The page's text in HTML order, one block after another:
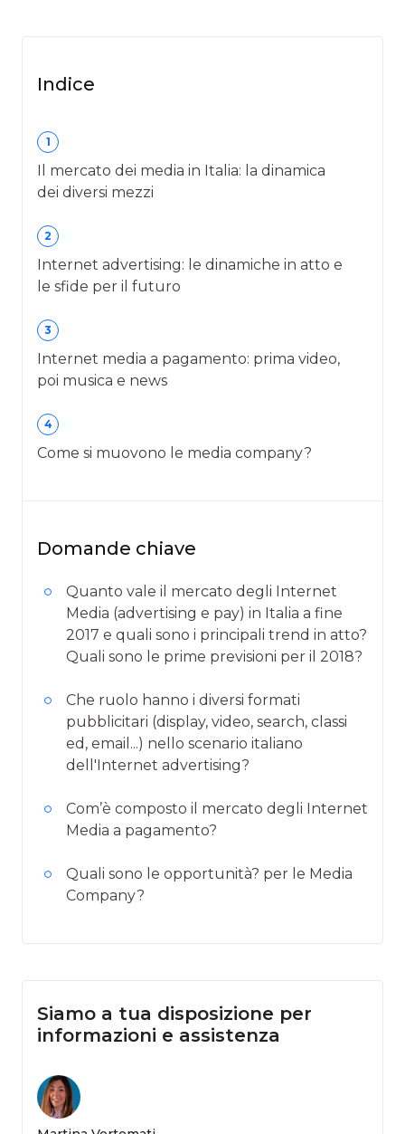
Indice
1
Il mercato dei media in Italia: la dinamica
dei diversi mezzi
2
Internet advertising: le dinamiche in atto e
le sfide per il futuro
3
Internet media a pagamento: prima video,
poi musica e news
4
Come si muovono le media company?
Domande chiave
Quanto vale il mercato degli Internet
Media (advertising e pay) in Italia a fine
2017 e quali sono i principali trend in atto?
Quali sono le prime previsioni per il 2018?
Che ruolo hanno i diversi formati
pubblicitari (display, video, search, classi
ed, email...) nello scenario italiano
dell'Internet advertising?
Com’è composto il mercato degli Internet
Media a pagamento?
Quali sono le opportunità? per le Media
Company?
Siamo a tua disposizione per
informazioni e assistenza